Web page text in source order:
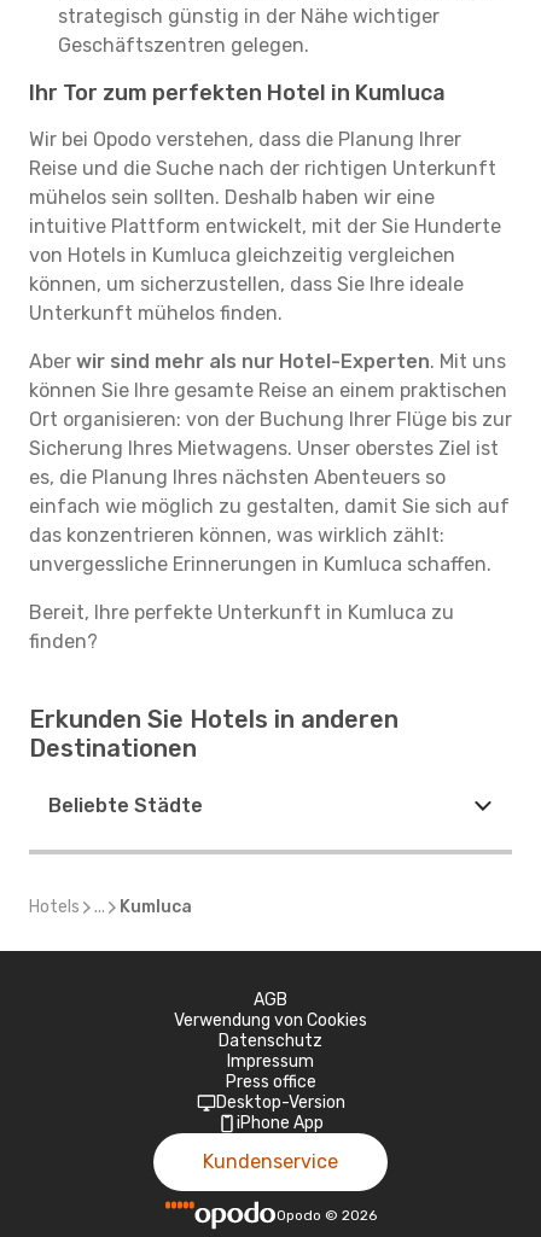
strategisch günstig in der Nähe wichtiger
Geschäftszentren gelegen.
Ihr Tor zum perfekten Hotel in Kumluca
Wir bei Opodo verstehen, dass die Planung Ihrer
Reise und die Suche nach der richtigen Unterkunft
mühelos sein sollten. Deshalb haben wir eine
intuitive Plattform entwickelt, mit der Sie Hunderte
von Hotels in Kumluca gleichzeitig vergleichen
können, um sicherzustellen, dass Sie Ihre ideale
Unterkunft mühelos finden.
Aber wir sind mehr als nur Hotel-Experten. Mit uns
können Sie Ihre gesamte Reise an einem praktischen
Ort organisieren: von der Buchung Ihrer Flüge bis zur
Sicherung Ihres Mietwagens. Unser oberstes Ziel ist
es, die Planung Ihres nächsten Abenteuers so
einfach wie möglich zu gestalten, damit Sie sich auf
das konzentrieren können, was wirklich zählt:
unvergessliche Erinnerungen in Kumluca schaffen.
Bereit, Ihre perfekte Unterkunft in Kumluca zu
finden?
Erkunden Sie Hotels in anderen
Destinationen
Beliebte Städte
Hotels ... Kumluca
AGB
Verwendung von Cookies
Datenschutz
Impressum
Press office
Desktop-Version
iPhone App
Kundenservice
Opodo © 2026